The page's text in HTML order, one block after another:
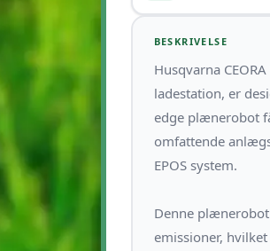
BESKRIVELSE
Husqvarna
ladestation, er
edge plænerobot
omfattende
EPOS system.
Denne
emissioner,